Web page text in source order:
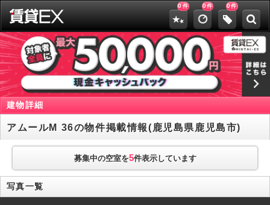
0 件 0件 0件
建物詳細
アムールM 36の物件掲載情報(鹿児島県鹿児島市)
募集中の空室を5件表示しています
写真一覧